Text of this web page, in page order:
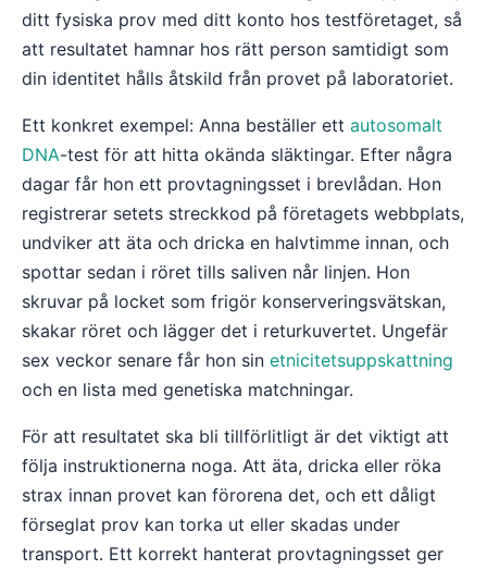
ditt fysiska prov med ditt konto hos testföretaget, så
att resultatet hamnar hos rätt person samtidigt som
din identitet hålls åtskild från provet på laboratoriet.
Ett konkret exempel: Anna beställer ett autosomalt
DNA-test för att hitta okända släktingar. Efter några
dagar får hon ett provtagningsset i brevlådan. Hon
registrerar setets streckkod på företagets webbplats,
undviker att äta och dricka en halvtimme innan, och
spottar sedan i röret tills saliven når linjen. Hon
skruvar på locket som frigör konserveringsvätskan,
skakar röret och lägger det i returkuvertet. Ungefär
sex veckor senare får hon sin etnicitetsuppskattning
och en lista med genetiska matchningar.
För att resultatet ska bli tillförlitligt är det viktigt att
följa instruktionerna noga. Att äta, dricka eller röka
strax innan provet kan förorena det, och ett dåligt
förseglat prov kan torka ut eller skadas under
transport. Ett korrekt hanterat provtagningsset ger